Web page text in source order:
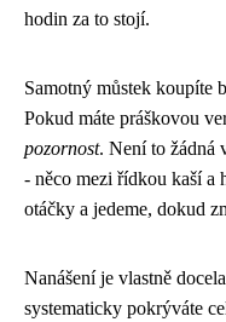
hodin za to stojí.
Samotný můstek koupíte
Pokud máte práškovou
pozornost. Není to žádná
- něco mezi řídkou kaší a
otáčky a jedeme, dokud
Nanášení je vlastně
systematicky pokrýváte